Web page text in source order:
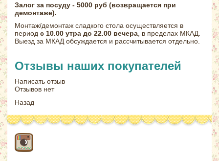
Залог за посуду - 5000 руб (возвращается при
демонтаже).
Монтаж/демонтаж сладкого стола осуществляется в
период с 10.00 утра до 22.00 вечера , в пределах МКАД.
Выезд за МКАД обсуждается и рассчитывается отдельно.
Отзывы наших покупателей
Написать отзыв
Отзывов нет
Назад